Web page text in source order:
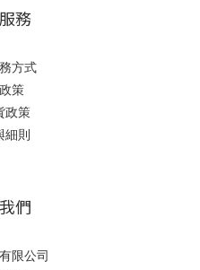
務
方式
策
政策
細則
們
限公司